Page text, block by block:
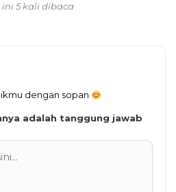
ini 5 kali dibaca
dengan sopan
adalah tanggung jawab